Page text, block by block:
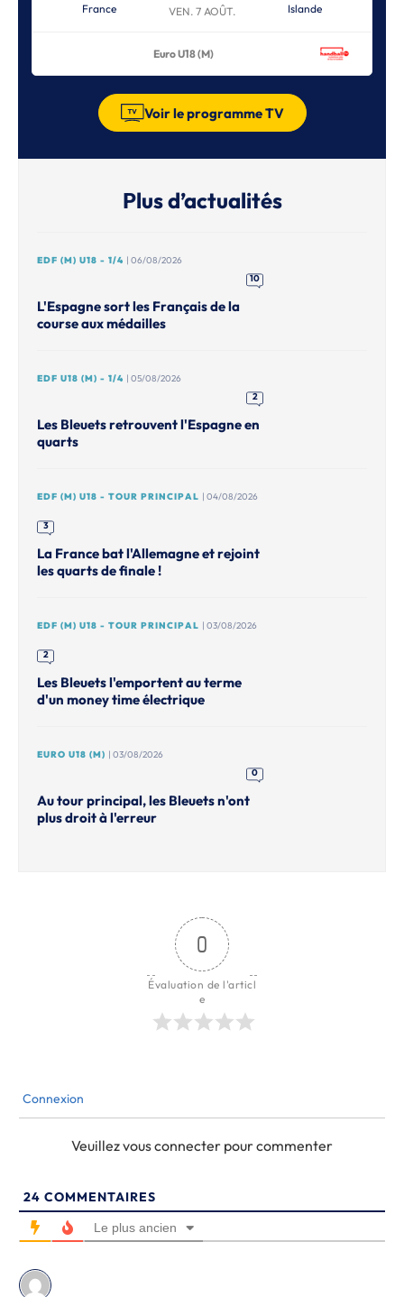
France VEN. 7 AOÛT. Islande
Euro U18 (M)
Voir le programme TV
Plus d’actualités
EDF (M) U18 - 1/4 | 06/08/2026
10
L'Espagne sort les Français de la
course aux médailles
EDF U18 (M) - 1/4 | 05/08/2026
2
Les Bleuets retrouvent l'Espagne en
quarts
EDF (M) U18 - TOUR PRINCIPAL | 04/08/2026
3
La France bat l'Allemagne et rejoint
les quarts de finale !
EDF (M) U18 - TOUR PRINCIPAL | 03/08/2026
2
Les Bleuets l'emportent au terme
d'un money time électrique
EURO U18 (M) | 03/08/2026
0
Au tour principal, les Bleuets n'ont
plus droit à l'erreur
0
Évaluation de l'articl
e
Connexion
Veuillez vous connecter pour commenter
24 COMMENTAIRES
Le plus ancien